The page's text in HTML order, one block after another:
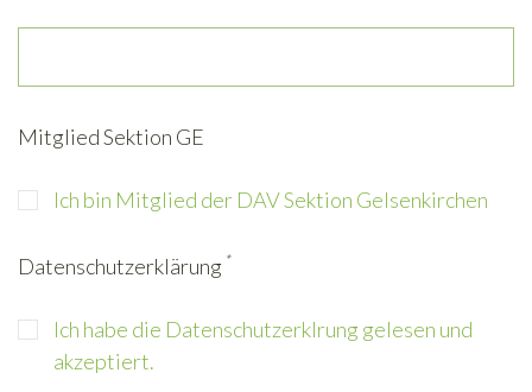
Mitglied Sektion GE
Ich bin Mitglied der DAV Sektion Gelsenkirchen
Datenschutzerklärung *
Ich habe die Datenschutzerklrung gelesen und
akzeptiert.